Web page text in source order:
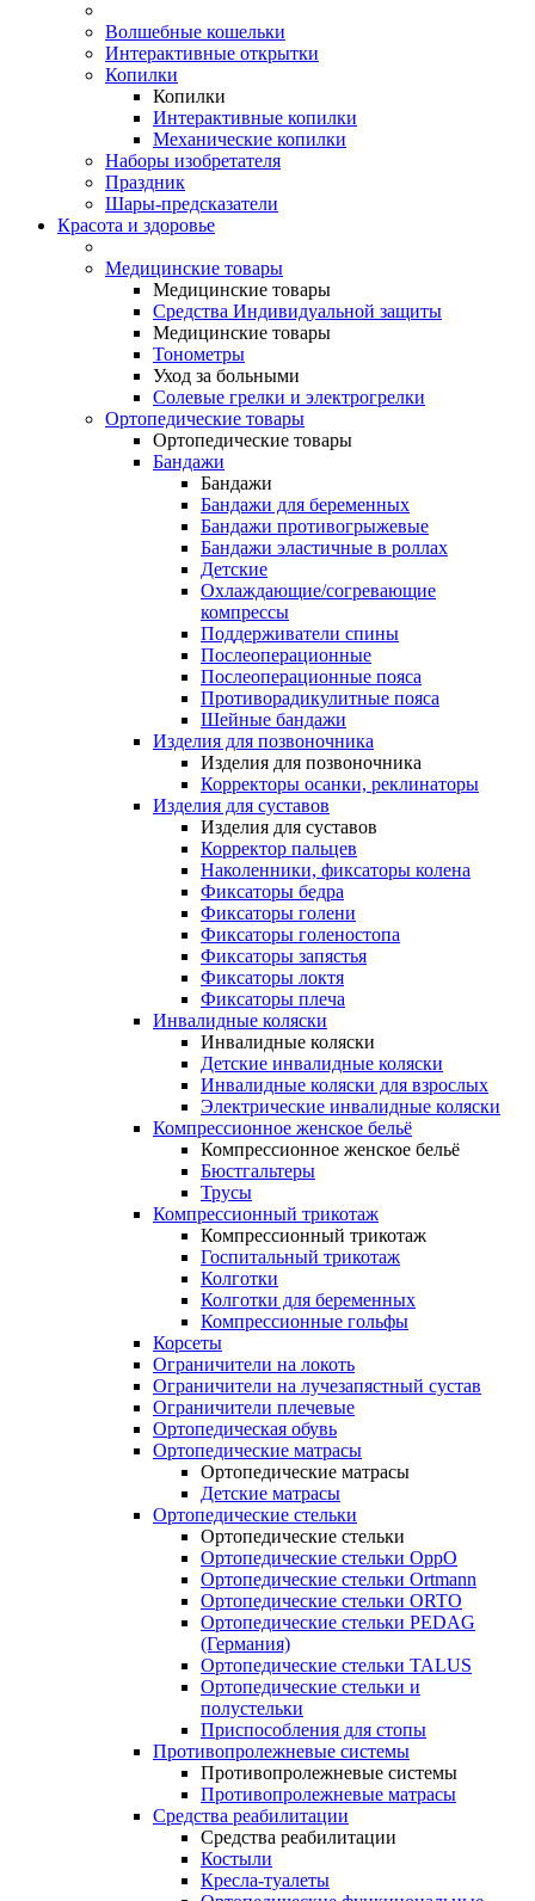
Волшебные кошельки
Интерактивные открытки
Копилки
Копилки
Интерактивные копилки
Механические копилки
Наборы изобретателя
Праздник
Шары-предсказатели
Красота и здоровье
Медицинские товары
Медицинские товары
Средства Индивидуальной защиты
Медицинские товары
Тонометры
Уход за больными
Солевые грелки и электрогрелки
Ортопедические товары
Ортопедические товары
Бандажи
Бандажи
Бандажи для беременных
Бандажи противогрыжевые
Бандажи эластичные в роллах
Детские
Охлаждающие/согревающие
компрессы
Поддерживатели спины
Послеоперационные
Послеоперационные пояса
Противорадикулитные пояса
Шейные бандажи
Изделия для позвоночника
Изделия для позвоночника
Корректоры осанки, реклинаторы
Изделия для суставов
Изделия для суставов
Корректор пальцев
Наколенники, фиксаторы колена
Фиксаторы бедра
Фиксаторы голени
Фиксаторы голеностопа
Фиксаторы запястья
Фиксаторы локтя
Фиксаторы плеча
Инвалидные коляски
Инвалидные коляски
Детские инвалидные коляски
Инвалидные коляски для взрослых
Электрические инвалидные коляски
Компрессионное женское бельё
Компрессионное женское бельё
Бюстгальтеры
Трусы
Компрессионный трикотаж
Компрессионный трикотаж
Госпитальный трикотаж
Колготки
Колготки для беременных
Компрессионные гольфы
Корсеты
Ограничители на локоть
Ограничители на лучезапястный сустав
Ограничители плечевые
Ортопедическая обувь
Ортопедические матрасы
Ортопедические матрасы
Детские матрасы
Ортопедические стельки
Ортопедические стельки
Ортопедические стельки OppO
Ортопедические стельки Ortmann
Ортопедические стельки ORTO
Ортопедические стельки PEDAG
(Германия)
Ортопедические стельки TALUS
Ортопедические стельки и
полустельки
Приспособления для стопы
Противопролежневые системы
Противопролежневые системы
Противопролежневые матрасы
Средства реабилитации
Средства реабилитации
Костыли
Кресла-туалеты